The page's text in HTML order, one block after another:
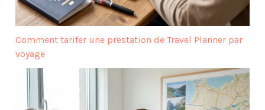
Comment tarifer une prestation de Travel Planner par
voyage